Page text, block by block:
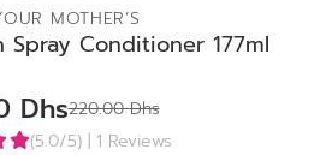
TO BAG
MOTHER’S
Spray Conditioner 177ml
Dhs220.00Dhs
(5.0/5) | 1 Reviews